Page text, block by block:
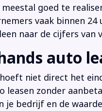
goed te
vaak binnen 24
naar de cijfers van
auto
niet direct het
leasen zonder
je bedrijf en de